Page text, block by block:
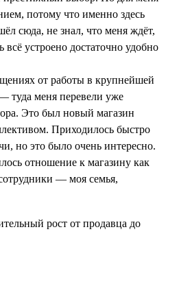
потому что именно здесь
сюда, не знал, что меня ждёт,
всё устроено достаточно удобно
от работы в крупнейшей
туда меня перевели уже
Это был новый магазин
Приходилось быстро
но это было очень интересно.
отношение к магазину как
— моя семья,